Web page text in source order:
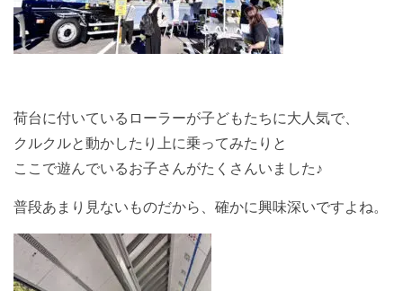
荷台に付いているローラーが子どもたちに大人気で、
クルクルと動かしたり上に乗ってみたりと
ここで遊んでいるお子さんがたくさんいました♪
普段あまり見ないものだから、確かに興味深いですよね。